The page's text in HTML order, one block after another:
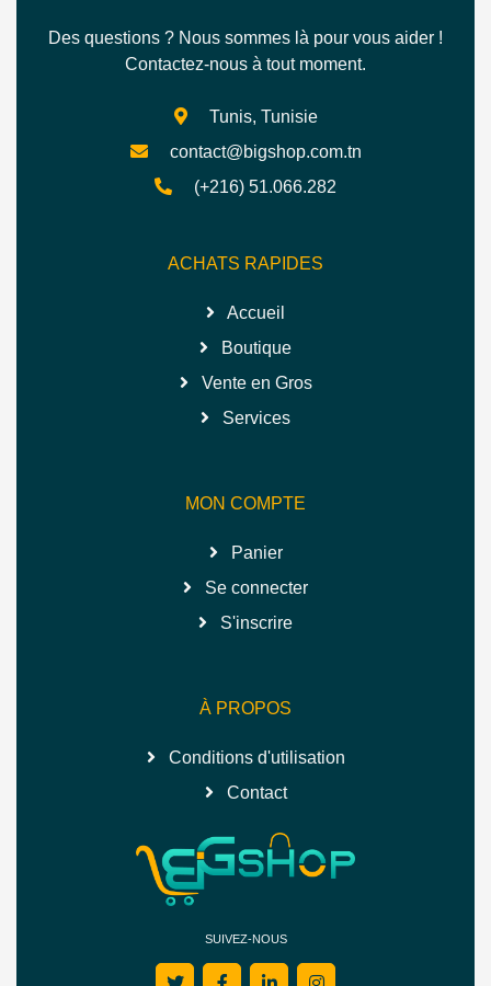
Des questions ? Nous sommes là pour vous aider !
Contactez-nous à tout moment.
Tunis, Tunisie
contact@bigshop.com.tn
(+216) 51.066.282
ACHATS RAPIDES
Accueil
Boutique
Vente en Gros
Services
MON COMPTE
Panier
Se connecter
S'inscrire
À PROPOS
Conditions d'utilisation
Contact
SUIVEZ-NOUS